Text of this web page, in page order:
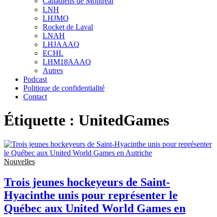
sub
menu
LNH
LHJMQ
Rocket de Laval
LNAH
LHJAAAQ
ECHL
LHM18AAAQ
Autres
Podcast
Politique de confidentialité
Contact
Étiquette : UnitedGames
Nouvelles
Trois jeunes hockeyeurs de Saint-
Hyacinthe unis pour représenter le
Québec aux United World Games en